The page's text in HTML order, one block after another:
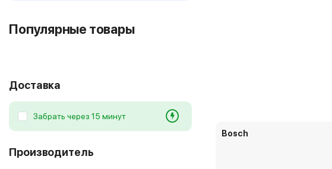
Популярные товары
Доставка
Забрать через 15 минут
Производитель
Bosch